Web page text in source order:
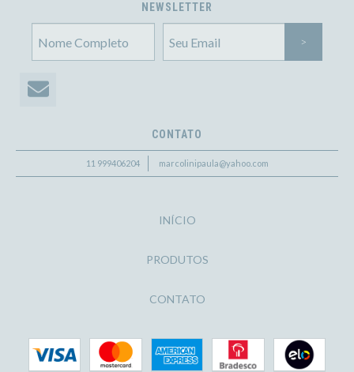
NEWSLETTER
CONTATO
11 999406204 marcolinipaula@yahoo.com
INÍCIO
PRODUTOS
CONTATO